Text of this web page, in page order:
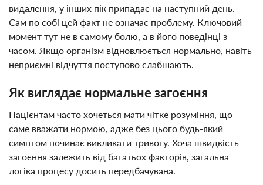
видалення, у інших пік припадає на наступний день.
Сам по собі цей факт не означає проблему. Ключовий
момент тут не в самому болю, а в його поведінці з
часом. Якщо організм відновлюється нормально, навіть
неприємні відчуття поступово слабшають.
Як виглядає нормальне загоєння
Пацієнтам часто хочеться мати чітке розуміння, що
саме вважати нормою, адже без цього будь-який
симптом починає викликати тривогу. Хоча швидкість
загоєння залежить від багатьох факторів, загальна
логіка процесу досить передбачувана.